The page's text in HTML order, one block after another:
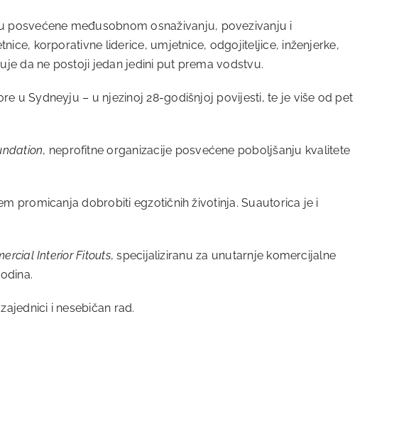
posvećene međusobnom osnaživanju, povezivanju i
korporativne liderice, umjetnice, odgojiteljice, inženjerke,
da ne postoji jedan jedini put prema vodstvu.
u Sydneyju – u njezinoj 28-godišnjoj povijesti, te je više od pet
, neprofitne organizacije posvećene poboljšanju kvalitete
promicanja dobrobiti egzotičnih životinja. Suautorica je i
Interior Fitouts, specijaliziranu za unutarnje komercijalne
i nesebičan rad.